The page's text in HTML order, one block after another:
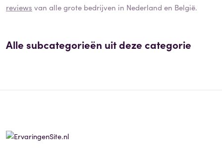
reviews van alle grote bedrijven in Nederland en België.
Alle subcategorieën uit deze categorie